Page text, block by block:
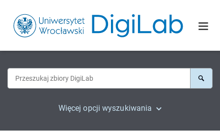
Więcej opcji wyszukiwania